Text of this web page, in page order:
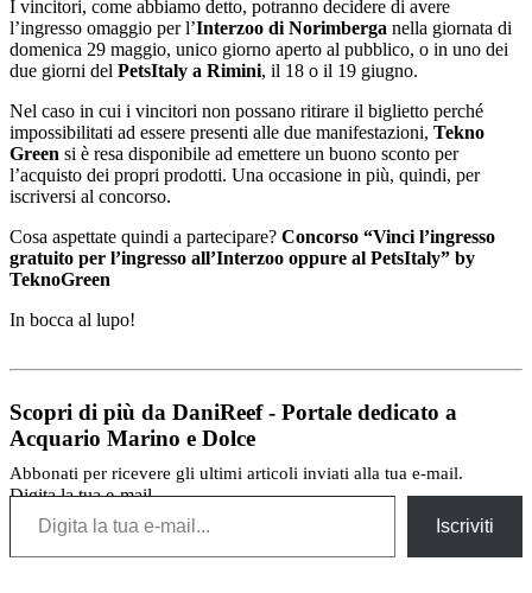
I vincitori, come abbiamo detto, potranno decidere di avere
l’ingresso omaggio per l’Interzoo di Norimberga nella giornata di
domenica 29 maggio, unico giorno aperto al pubblico, o in uno dei
due giorni del PetsItaly a Rimini, il 18 o il 19 giugno.
Nel caso in cui i vincitori non possano ritirare il biglietto perché
impossibilitati ad essere presenti alle due manifestazioni, Tekno
Green si è resa disponibile ad emettere un buono sconto per
l’acquisto dei propri prodotti. Una occasione in più, quindi, per
iscriversi al concorso.
Cosa aspettate quindi a partecipare? Concorso “Vinci l’ingresso
gratuito per l’ingresso all’Interzoo oppure al PetsItaly” by
TeknoGreen
In bocca al lupo!
Scopri di più da DaniReef - Portale dedicato a
Acquario Marino e Dolce
Abbonati per ricevere gli ultimi articoli inviati alla tua e-mail.
Digita la tua e-mail...
Iscriviti